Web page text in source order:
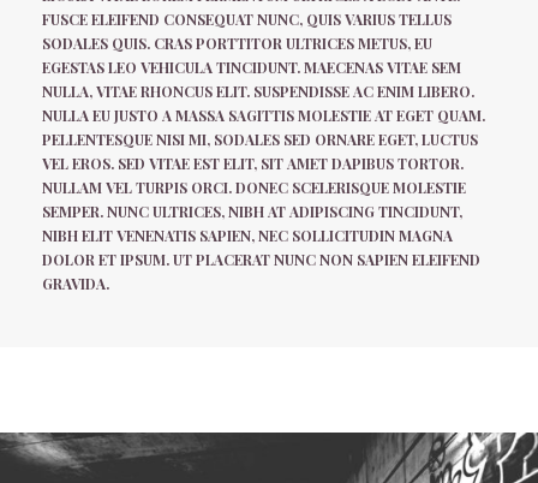
FUSCE ELEIFEND CONSEQUAT NUNC, QUIS VARIUS TELLUS
SODALES QUIS. CRAS PORTTITOR ULTRICES METUS, EU
EGESTAS LEO VEHICULA TINCIDUNT. MAECENAS VITAE SEM
NULLA, VITAE RHONCUS ELIT. SUSPENDISSE AC ENIM LIBERO.
NULLA EU JUSTO A MASSA SAGITTIS MOLESTIE AT EGET QUAM.
PELLENTESQUE NISI MI, SODALES SED ORNARE EGET, LUCTUS
VEL EROS. SED VITAE EST ELIT, SIT AMET DAPIBUS TORTOR.
NULLAM VEL TURPIS ORCI. DONEC SCELERISQUE MOLESTIE
SEMPER. NUNC ULTRICES, NIBH AT ADIPISCING TINCIDUNT,
NIBH ELIT VENENATIS SAPIEN, NEC SOLLICITUDIN MAGNA
DOLOR ET IPSUM. UT PLACERAT NUNC NON SAPIEN ELEIFEND
GRAVIDA.